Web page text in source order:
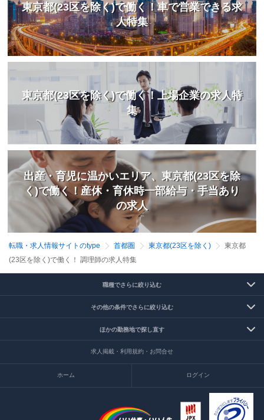
東京都(23区を除く)で働く！車で営業できる求
人特集
東京都(23区を除く)で働く！上場企業の求人特
集
出産・育児に温かいエリア、東京都(23区を除
く)で働く！産休・育休時一部給与・手当あり
の求人
転職・求人情報サイトのtype 首都圏 東京都(23区を除く)
東京都
(23区を除く)で働く！ 調理師の求人特集
職種でさらに絞り込む
その他の条件でさらに絞り込む
ほかの勤務地で探し直す
求人掲載・利用規約・お問合せ
ホーム ログイン